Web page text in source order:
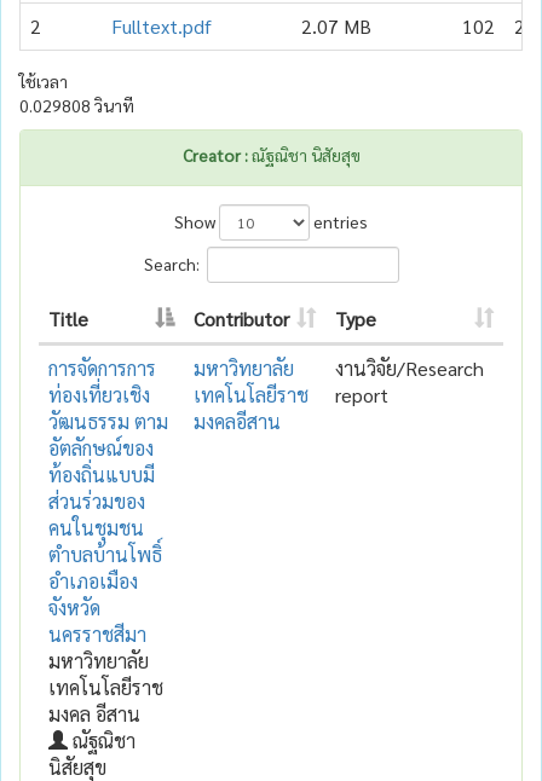
2
Fulltext.pdf 2.07 MB 102
ใช้เวลา
0.029808 วินาที
Creator :ณัฐณิชา นิสัยสุข
Show
entries
Search:
Title Contributor
Type
การจัดการการ
ท่องเที่ยวเชิง
วัฒนธรรม ตาม
อัตลักษณ์ของ
ท้องถิ่นแบบมี
ส่วนร่วมของ
คนในชุมชน
ตำบลบ้านโพธิ์
อำเภอเมือง
จังหวัด
นครราชสีมา
มหาวิทยาลัย
เทคโนโลยีราช
มงคล อีสาน
ณัฐณิชา
นิสัยสุข
มหาวิทยาลัย
เทคโนโลยีราช
มงคลอีสาน
งานวิจัย/Research
report